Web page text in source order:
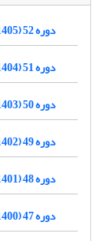
دوره 52 (1405)
دوره 51 (1404)
دوره 50 (1403)
دوره 49 (1402)
دوره 48 (1401)
دوره 47 (1400)